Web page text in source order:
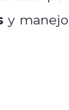
y manejo